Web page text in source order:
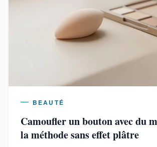
BEAUTÉ
Camoufler un bouton avec du
la méthode sans effet plâtre